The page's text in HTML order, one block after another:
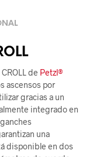
de Petzl®
ascensos por
gracias a un
integrado en
una
disponible en dos